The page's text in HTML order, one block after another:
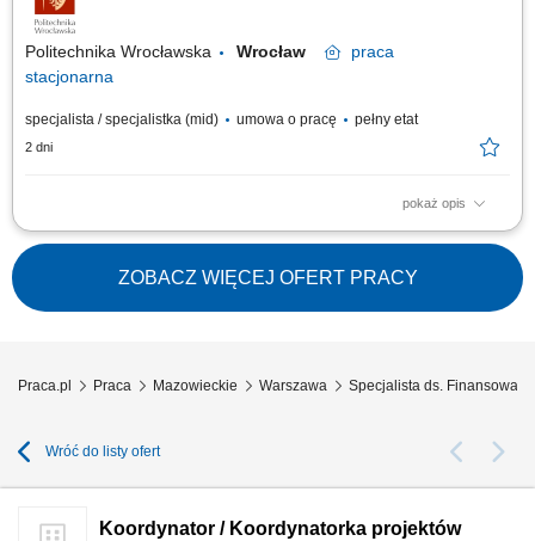
konkursowymi; Współpraca ze środowiskiem naukowym Uczelni oraz
instytucjami krajowymi i zagranicznymi;...
Politechnika Wrocławska Wrocław
praca
stacjonarna
specjalista / specjalistka (mid) umowa o pracę pełny etat
2 dni
pokaż opis
Opis stanowiska: Osoba zatrudniona na ww. stanowisku będzie
odpowiedzialna za zapewnienie obsługi finansowej jednostek
organizacyjnych Wydziału Zarządzania. Zakres obowiązków: obsługa
finansowa projektów pozyskanych z programów krajowych i
międzynarodowych, w ramach których przyznawane...
ZOBACZ WIĘCEJ OFERT PRACY
Praca.pl Praca Mazowieckie Warszawa Specjalista ds.
Wróć do listy ofert
Koordynator / Koordynatorka projektów